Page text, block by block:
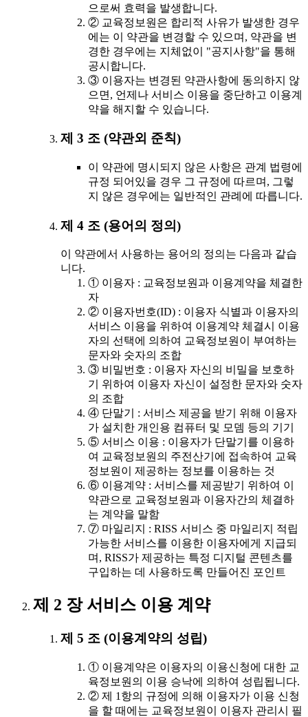
으로써 효력을 발생합니다.
② 교육정보원은 합리적 사유가 발생한 경우
에는 이 약관을 변경할 수 있으며, 약관을 변
경한 경우에는 지체없이 "공지사항"을 통해
공시합니다.
③ 이용자는 변경된 약관사항에 동의하지 않
으면, 언제나 서비스 이용을 중단하고 이용계
약을 해지할 수 있습니다.
제 3 조 (약관외 준칙)
이 약관에 명시되지 않은 사항은 관계 법령에
규정 되어있을 경우 그 규정에 따르며, 그렇
지 않은 경우에는 일반적인 관례에 따릅니다.
제 4 조 (용어의 정의)
이 약관에서 사용하는 용어의 정의는 다음과 같습
니다.
① 이용자 : 교육정보원과 이용계약을 체결한
자
② 이용자번호(ID) : 이용자 식별과 이용자의
서비스 이용을 위하여 이용계약 체결시 이용
자의 선택에 의하여 교육정보원이 부여하는
문자와 숫자의 조합
③ 비밀번호 : 이용자 자신의 비밀을 보호하
기 위하여 이용자 자신이 설정한 문자와 숫자
의 조합
④ 단말기 : 서비스 제공을 받기 위해 이용자
가 설치한 개인용 컴퓨터 및 모뎀 등의 기기
⑤ 서비스 이용 : 이용자가 단말기를 이용하
여 교육정보원의 주전산기에 접속하여 교육
정보원이 제공하는 정보를 이용하는 것
⑥ 이용계약 : 서비스를 제공받기 위하여 이
약관으로 교육정보원과 이용자간의 체결하
는 계약을 말함
⑦ 마일리지 : RISS 서비스 중 마일리지 적립
가능한 서비스를 이용한 이용자에게 지급되
며, RISS가 제공하는 특정 디지털 콘텐츠를
구입하는 데 사용하도록 만들어진 포인트
제 2 장 서비스 이용 계약
제 5 조 (이용계약의 성립)
① 이용계약은 이용자의 이용신청에 대한 교
육정보원의 이용 승낙에 의하여 성립됩니다.
② 제 1항의 규정에 의해 이용자가 이용 신청
을 할 때에는 교육정보원이 이용자 관리시 필